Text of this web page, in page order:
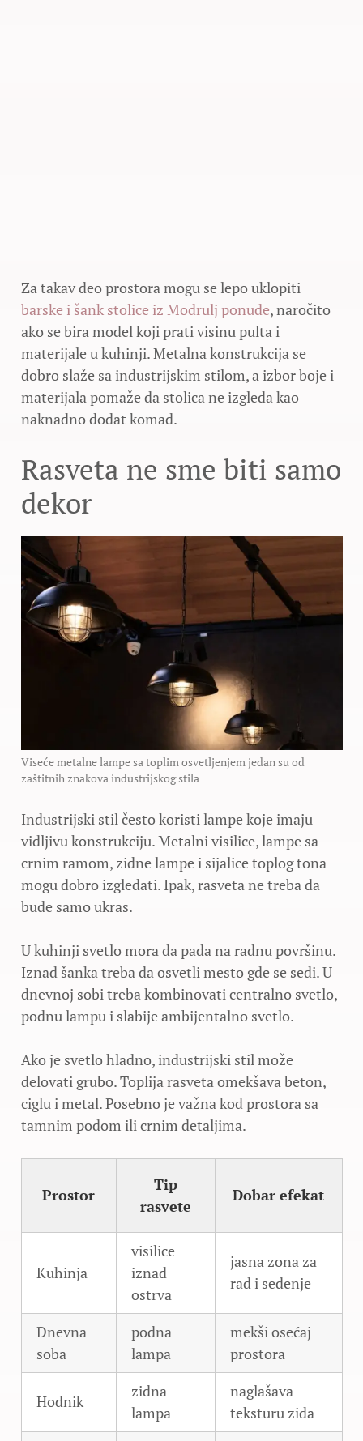
Za takav deo prostora mogu se lepo uklopiti
barske i šank stolice iz Modrulj ponude, naročito
ako se bira model koji prati visinu pulta i
materijale u kuhinji. Metalna konstrukcija se
dobro slaže sa industrijskim stilom, a izbor boje i
materijala pomaže da stolica ne izgleda kao
naknadno dodat komad.
Rasveta ne sme biti samo
dekor
Viseće metalne lampe sa toplim osvetljenjem jedan su od
zaštitnih znakova industrijskog stila
Industrijski stil često koristi lampe koje imaju
vidljivu konstrukciju. Metalni visilice, lampe sa
crnim ramom, zidne lampe i sijalice toplog tona
mogu dobro izgledati. Ipak, rasveta ne treba da
bude samo ukras.
U kuhinji svetlo mora da pada na radnu površinu.
Iznad šanka treba da osvetli mesto gde se sedi. U
dnevnoj sobi treba kombinovati centralno svetlo,
podnu lampu i slabije ambijentalno svetlo.
Ako je svetlo hladno, industrijski stil može
delovati grubo. Toplija rasveta omekšava beton,
ciglu i metal. Posebno je važna kod prostora sa
tamnim podom ili crnim detaljima.
Prostor
Tip
rasvete
Dobar efekat
Kuhinja
visilice
iznad
ostrva
jasna zona za
rad i sedenje
Dnevna
soba
podna
lampa
mekši osećaj
prostora
Hodnik
zidna
lampa
naglašava
teksturu zida